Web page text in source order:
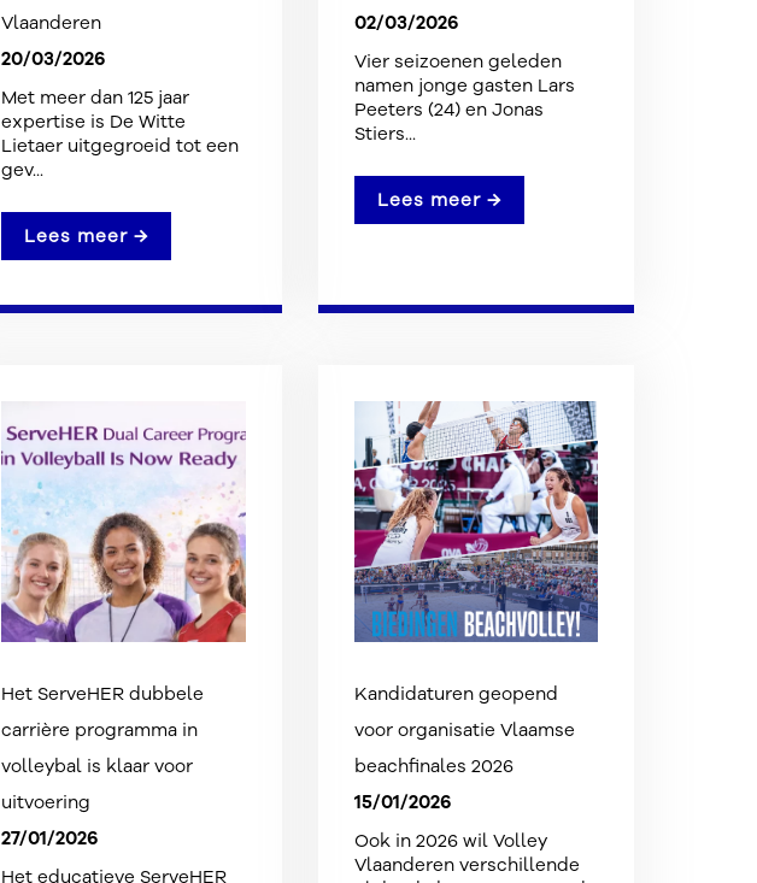
Vlaanderen
20/03/2026
Met meer dan 125 jaar
expertise is De Witte
Lietaer uitgegroeid tot een
gev...
Lees meer →
02/03/2026
Vier seizoenen geleden
namen jonge gasten Lars
Peeters (24) en Jonas
Stiers...
Lees meer →
Het ServeHER dubbele
carrière programma in
volleybal is klaar voor
uitvoering
27/01/2026
Het educatieve ServeHER
Kandidaturen geopend
voor organisatie Vlaamse
beachfinales 2026
15/01/2026
Ook in 2026 wil Volley
Vlaanderen verschillende